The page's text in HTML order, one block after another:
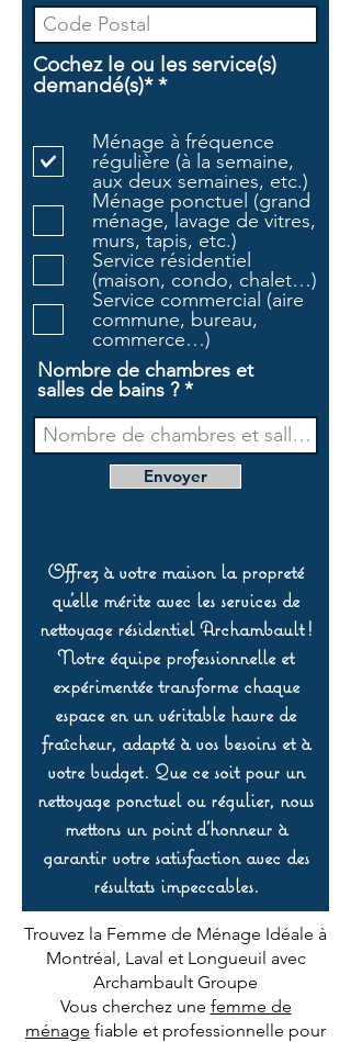
Cochez le ou les service(s)
demandé(s)* *O
g
a
t
o
i
r
e
Ménage à fréquence
régulière (à la semaine,
aux deux semaines, etc.)
Ménage ponctuel (grand
ménage, lavage de vitres,
murs, tapis, etc.)
Service résidentiel
(maison, condo, chalet…)
Service commercial (aire
commune, bureau,
commerce…)
Nombre de chambres et
salles de bains ?
Envoyer
Offrez à votre maison la propreté
qu’elle mérite avec les services de
nettoyage résidentiel Archambault !
Notre équipe professionnelle et
expérimentée transforme chaque
espace en un véritable havre de
fraîcheur, adapté à vos besoins et à
votre budget. Que ce soit pour un
nettoyage ponctuel ou régulier, nous
mettons un point d’honneur à
garantir votre satisfaction avec des
résultats impeccables.
Trouvez la Femme de Ménage Idéale à
Montréal, Laval et Longueuil avec
Archambault Groupe
Vous cherchez une femme de
ménage fiable et professionnelle pour